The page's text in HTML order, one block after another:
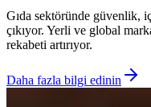
Gıda sektöründe güvenlik,
çıkıyor. Yerli ve global
rekabeti artırıyor.
Daha fazla bilgi edinin